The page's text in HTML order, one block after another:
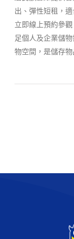
出、彈性短租，
立即線上預約參
足個人及企業儲
物空間，是儲存物